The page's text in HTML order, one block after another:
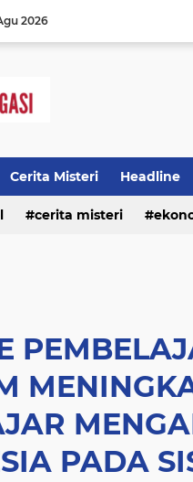
2026
Cerita Misteri Headline
Info Seputar Daerah
cerita misteri
PADA